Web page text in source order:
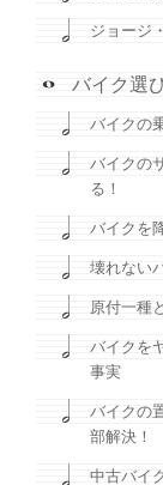
ジョージ
バイク選
バイクの
バイクの
る！
バイクを
壊れない
原付一種
バイクを
事実
バイクの
部解決！
中古バイ